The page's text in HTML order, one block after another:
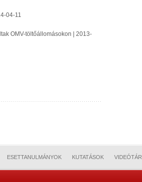
04-11
OMV-töltőállomásokon | 2013-
ESETTANULMÁNYOK KUTATÁSOK VIDEÓTÁR